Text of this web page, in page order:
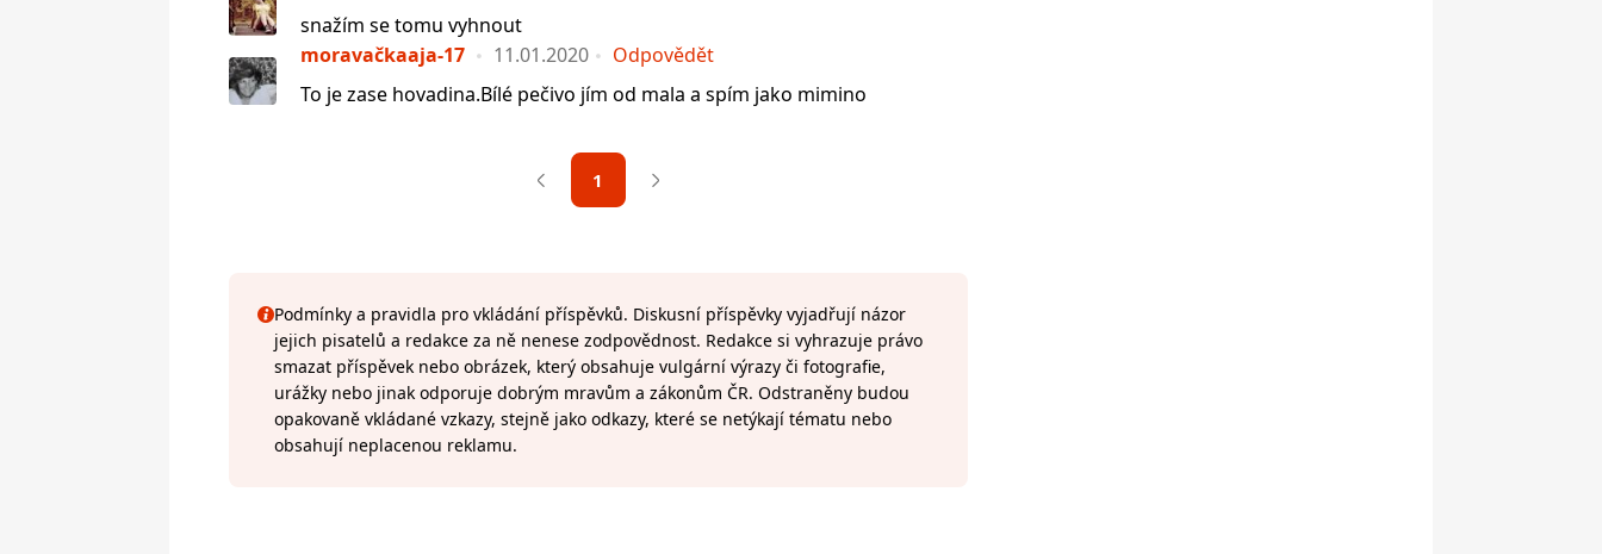
snažím se tomu vyhnout
moravačkaaja-17
11.01.2020
Odpovědět
To je zase hovadina.Bílé pečivo jím od mala a spím jako mimino
1
Podmínky a pravidla pro vkládání příspěvků. Diskusní příspěvky vyjadřují názor
jejich pisatelů a redakce za ně nenese zodpovědnost. Redakce si vyhrazuje právo
smazat příspěvek nebo obrázek, který obsahuje vulgární výrazy či fotografie,
urážky nebo jinak odporuje dobrým mravům a zákonům ČR. Odstraněny budou
opakovaně vkládané vzkazy, stejně jako odkazy, které se netýkají tématu nebo
obsahují neplacenou reklamu.